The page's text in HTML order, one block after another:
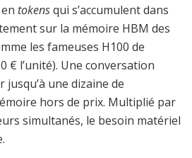
tokensqui s’accumulent dans
sur la mémoire HBM des
les fameuses H100 de
€ l’unité). Une conversation
une dizaine de
hors de prix. Multiplié par
simultanés, le besoin matériel